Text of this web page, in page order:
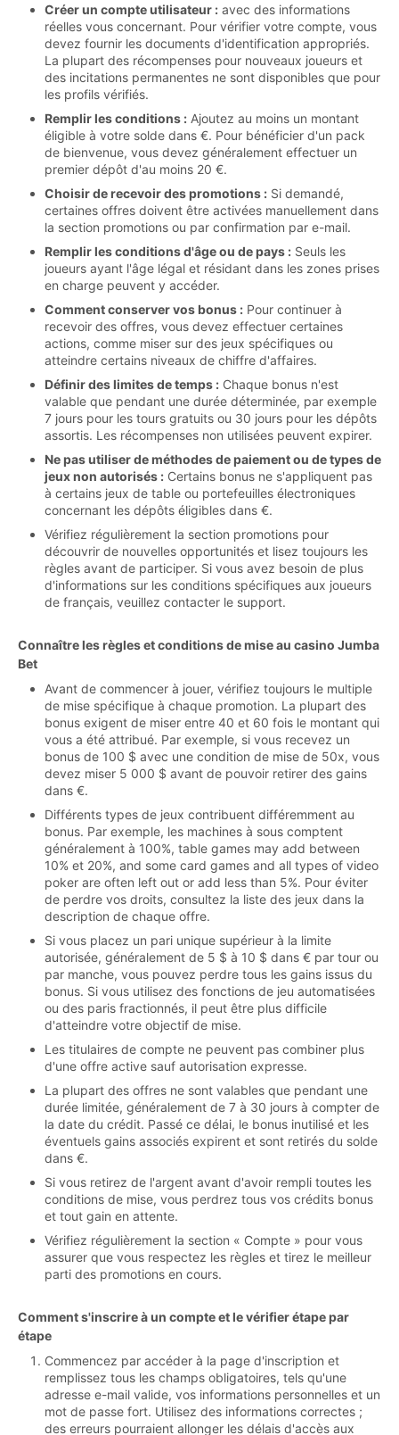
Créer un compte utilisateur : avec des informations
réelles vous concernant. Pour vérifier votre compte, vous
devez fournir les documents d'identification appropriés.
La plupart des récompenses pour nouveaux joueurs et
des incitations permanentes ne sont disponibles que pour
les profils vérifiés.
Remplir les conditions : Ajoutez au moins un montant
éligible à votre solde dans €. Pour bénéficier d'un pack
de bienvenue, vous devez généralement effectuer un
premier dépôt d'au moins 20 €.
Choisir de recevoir des promotions : Si demandé,
certaines offres doivent être activées manuellement dans
la section promotions ou par confirmation par e-mail.
Remplir les conditions d'âge ou de pays : Seuls les
joueurs ayant l'âge légal et résidant dans les zones prises
en charge peuvent y accéder.
Comment conserver vos bonus : Pour continuer à
recevoir des offres, vous devez effectuer certaines
actions, comme miser sur des jeux spécifiques ou
atteindre certains niveaux de chiffre d'affaires.
Définir des limites de temps : Chaque bonus n'est
valable que pendant une durée déterminée, par exemple
7 jours pour les tours gratuits ou 30 jours pour les dépôts
assortis. Les récompenses non utilisées peuvent expirer.
Ne pas utiliser de méthodes de paiement ou de types de
jeux non autorisés : Certains bonus ne s'appliquent pas
à certains jeux de table ou portefeuilles électroniques
concernant les dépôts éligibles dans €.
Vérifiez régulièrement la section promotions pour
découvrir de nouvelles opportunités et lisez toujours les
règles avant de participer. Si vous avez besoin de plus
d'informations sur les conditions spécifiques aux joueurs
de français, veuillez contacter le support.
Connaître les règles et conditions de mise au casino Jumba
Bet
Avant de commencer à jouer, vérifiez toujours le multiple
de mise spécifique à chaque promotion. La plupart des
bonus exigent de miser entre 40 et 60 fois le montant qui
vous a été attribué. Par exemple, si vous recevez un
bonus de 100 $ avec une condition de mise de 50x, vous
devez miser 5 000 $ avant de pouvoir retirer des gains
dans €.
Différents types de jeux contribuent différemment au
bonus. Par exemple, les machines à sous comptent
généralement à 100%, table games may add between
10% et 20%, and some card games and all types of video
poker are often left out or add less than 5%. Pour éviter
de perdre vos droits, consultez la liste des jeux dans la
description de chaque offre.
Si vous placez un pari unique supérieur à la limite
autorisée, généralement de 5 $ à 10 $ dans € par tour ou
par manche, vous pouvez perdre tous les gains issus du
bonus. Si vous utilisez des fonctions de jeu automatisées
ou des paris fractionnés, il peut être plus difficile
d'atteindre votre objectif de mise.
Les titulaires de compte ne peuvent pas combiner plus
d'une offre active sauf autorisation expresse.
La plupart des offres ne sont valables que pendant une
durée limitée, généralement de 7 à 30 jours à compter de
la date du crédit. Passé ce délai, le bonus inutilisé et les
éventuels gains associés expirent et sont retirés du solde
dans €.
Si vous retirez de l'argent avant d'avoir rempli toutes les
conditions de mise, vous perdrez tous vos crédits bonus
et tout gain en attente.
Vérifiez régulièrement la section « Compte » pour vous
assurer que vous respectez les règles et tirez le meilleur
parti des promotions en cours.
Comment s'inscrire à un compte et le vérifier étape par
étape
Commencez par accéder à la page d'inscription et
remplissez tous les champs obligatoires, tels qu'une
adresse e-mail valide, vos informations personnelles et un
mot de passe fort. Utilisez des informations correctes ;
des erreurs pourraient allonger les délais d'accès aux